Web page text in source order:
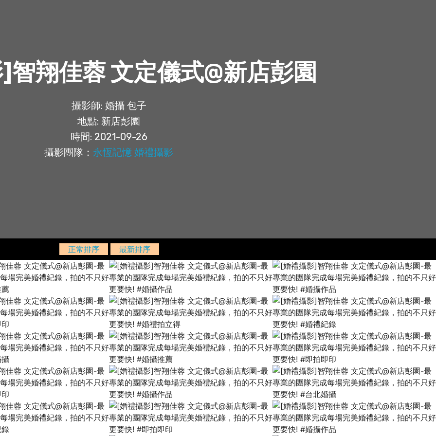
翔佳蓉 文定儀式@新店彭園
攝影師: 婚攝 包子
地點: 新店彭園
時間: 2021-09-26
攝影團隊： 永恆記憶 婚禮攝影
正常排序 最新排序